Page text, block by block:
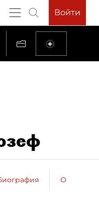
Войти